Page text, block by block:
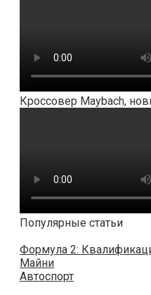
Кроссовер Maybach,
Популярные статьи
Формула 2:
Майни
Автоспорт